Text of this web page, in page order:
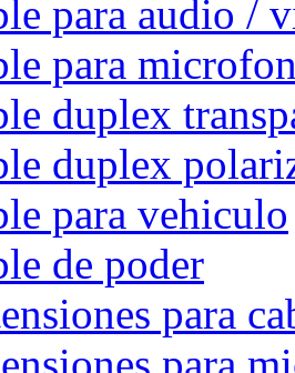
para audio /
para
duplex
duplex
para vehiculo
de poder
para